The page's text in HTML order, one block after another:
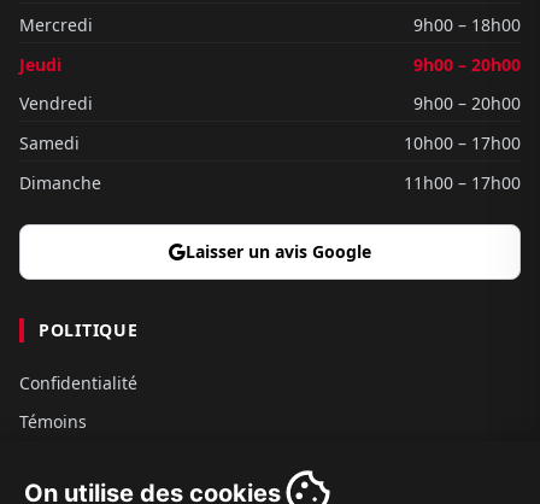
On utilise des cookies
Mercredi
9h00 – 18h00
Jeudi
9h00 – 20h00
Vendredi
9h00 – 20h00
Samedi
10h00 – 17h00
Dimanche
11h00 – 17h00
Laisser un avis Google
POLITIQUE
Confidentialité
Témoins
Conditions